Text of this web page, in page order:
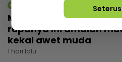
mStar | Hiburan
Macam tak percaya
rupanya ini amalan
kekal awet muda
1 hari lalu